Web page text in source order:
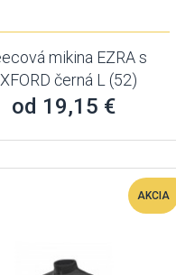
mikina EZRA s
černá L (52)
od 19,15 €
AKCIA